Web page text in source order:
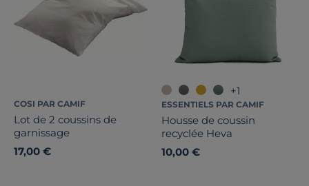
COSI PAR CAMIF
Lot de 2 coussins de
garnissage
17,00 €
+1
ESSENTIELS PAR CAMIF
Housse de coussin
recyclée Heva
10,00 €
Marque
Composition du garnissage
Stock
Pays de fabrication